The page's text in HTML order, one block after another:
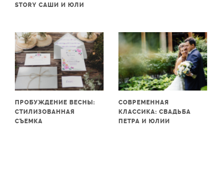
STORY САШИ И ЮЛИ
ПРОБУЖДЕНИЕ ВЕСНЫ:
СТИЛИЗОВАННАЯ
СЪЕМКА
СОВРЕМЕННАЯ
КЛАССИКА: СВАДЬБА
ПЕТРА И ЮЛИИ